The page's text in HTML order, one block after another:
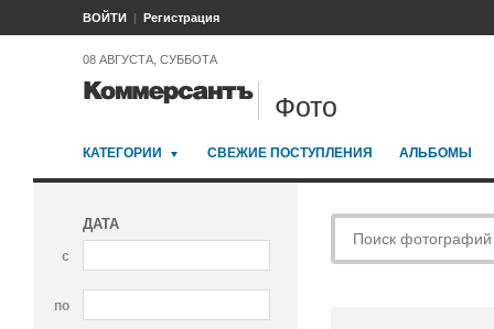
ВОЙТИ Регистрация
08 АВГУСТА, СУББОТА
Фото
КАТЕГОРИИ СВЕЖИЕ ПОСТУПЛЕНИЯ АЛЬБОМЫ
ДАТА
с
по